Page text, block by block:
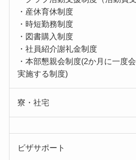
・産休育休制度
・時短勤務制度
・図書購入制度
・社員紹介謝礼金制度
・本部懇親会制度(2か月に一度
実施する制度)
寮・社宅
ビザサポート